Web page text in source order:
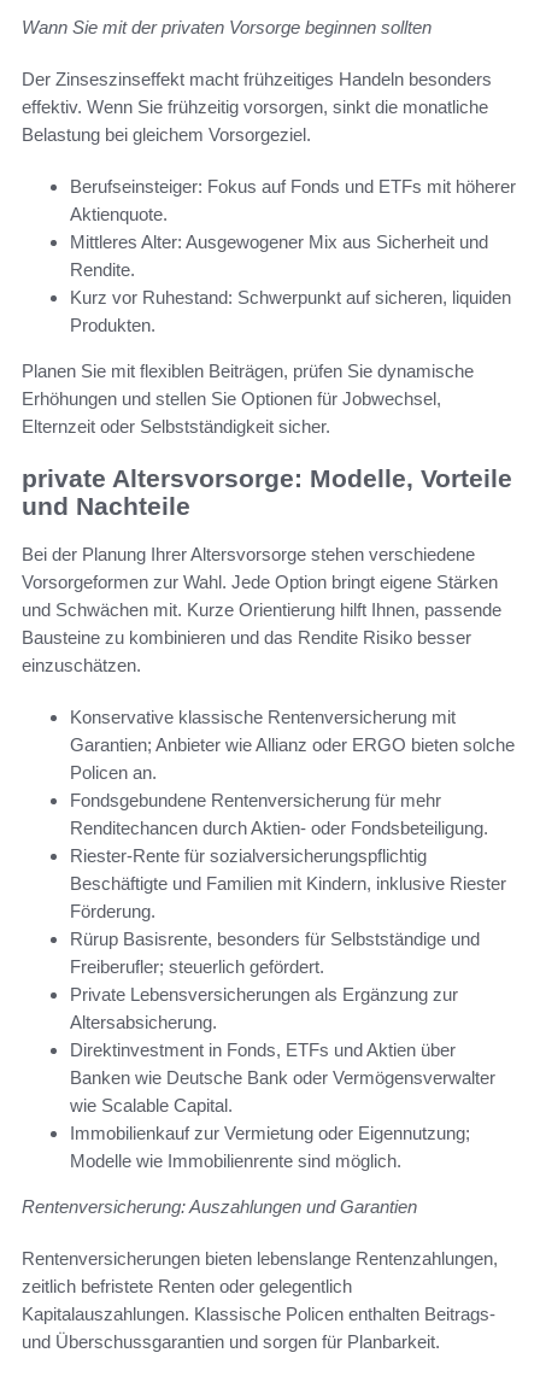
Wann Sie mit der privaten Vorsorge beginnen sollten
Der Zinseszinseffekt macht frühzeitiges Handeln besonders
effektiv. Wenn Sie frühzeitig vorsorgen, sinkt die monatliche
Belastung bei gleichem Vorsorgeziel.
Berufseinsteiger: Fokus auf Fonds und ETFs mit höherer
Aktienquote.
Mittleres Alter: Ausgewogener Mix aus Sicherheit und
Rendite.
Kurz vor Ruhestand: Schwerpunkt auf sicheren, liquiden
Produkten.
Planen Sie mit flexiblen Beiträgen, prüfen Sie dynamische
Erhöhungen und stellen Sie Optionen für Jobwechsel,
Elternzeit oder Selbstständigkeit sicher.
private Altersvorsorge: Modelle, Vorteile
und Nachteile
Bei der Planung Ihrer Altersvorsorge stehen verschiedene
Vorsorgeformen zur Wahl. Jede Option bringt eigene Stärken
und Schwächen mit. Kurze Orientierung hilft Ihnen, passende
Bausteine zu kombinieren und das Rendite Risiko besser
einzuschätzen.
Konservative klassische Rentenversicherung mit
Garantien; Anbieter wie Allianz oder ERGO bieten solche
Policen an.
Fondsgebundene Rentenversicherung für mehr
Renditechancen durch Aktien- oder Fondsbeteiligung.
Riester-Rente für sozialversicherungspflichtig
Beschäftigte und Familien mit Kindern, inklusive Riester
Förderung.
Rürup Basisrente, besonders für Selbstständige und
Freiberufler; steuerlich gefördert.
Private Lebensversicherungen als Ergänzung zur
Altersabsicherung.
Direktinvestment in Fonds, ETFs und Aktien über
Banken wie Deutsche Bank oder Vermögensverwalter
wie Scalable Capital.
Immobilienkauf zur Vermietung oder Eigennutzung;
Modelle wie Immobilienrente sind möglich.
Rentenversicherung: Auszahlungen und Garantien
Rentenversicherungen bieten lebenslange Rentenzahlungen,
zeitlich befristete Renten oder gelegentlich
Kapitalauszahlungen. Klassische Policen enthalten Beitrags-
und Überschussgarantien und sorgen für Planbarkeit.